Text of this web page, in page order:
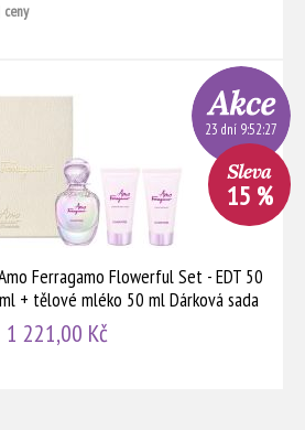
ceny
Ferragamo Flowerful Set - EDT 50
+ tělové mléko 50 ml Dárková sada
1 221,00 Kč
23 dní 9:52:26
15 %